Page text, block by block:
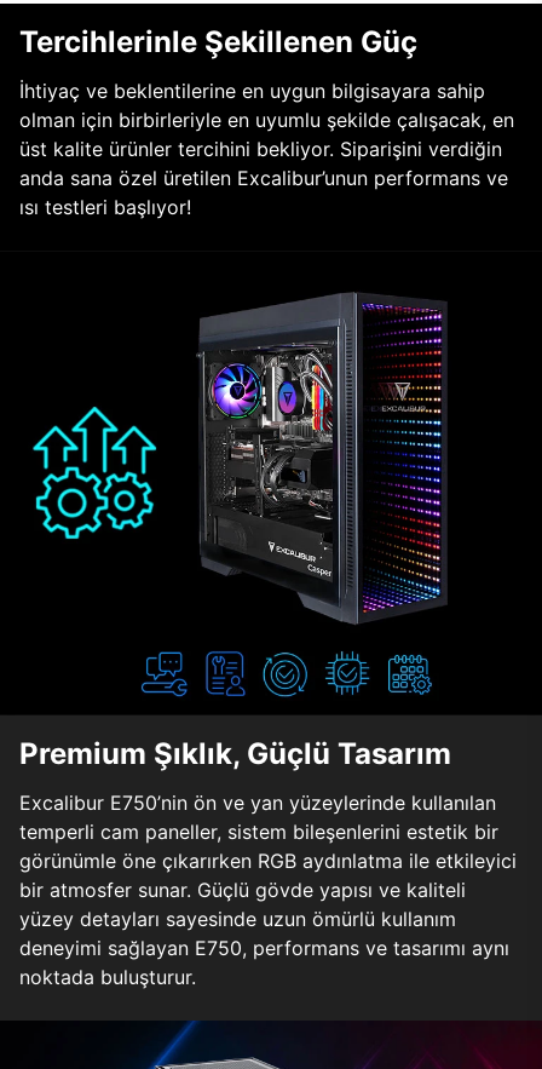
Tercihlerinle Şekillenen Güç
İhtiyaç ve beklentilerine en uygun bilgisayara sahip
olman için birbirleriyle en uyumlu şekilde çalışacak, en
üst kalite ürünler tercihini bekliyor. Siparişini verdiğin
anda sana özel üretilen Excalibur’unun performans ve
ısı testleri başlıyor!
Premium Şıklık, Güçlü Tasarım
Excalibur E750’nin ön ve yan yüzeylerinde kullanılan
temperli cam paneller, sistem bileşenlerini estetik bir
görünümle öne çıkarırken RGB aydınlatma ile etkileyici
bir atmosfer sunar. Güçlü gövde yapısı ve kaliteli
yüzey detayları sayesinde uzun ömürlü kullanım
deneyimi sağlayan E750, performans ve tasarımı aynı
noktada buluşturur.